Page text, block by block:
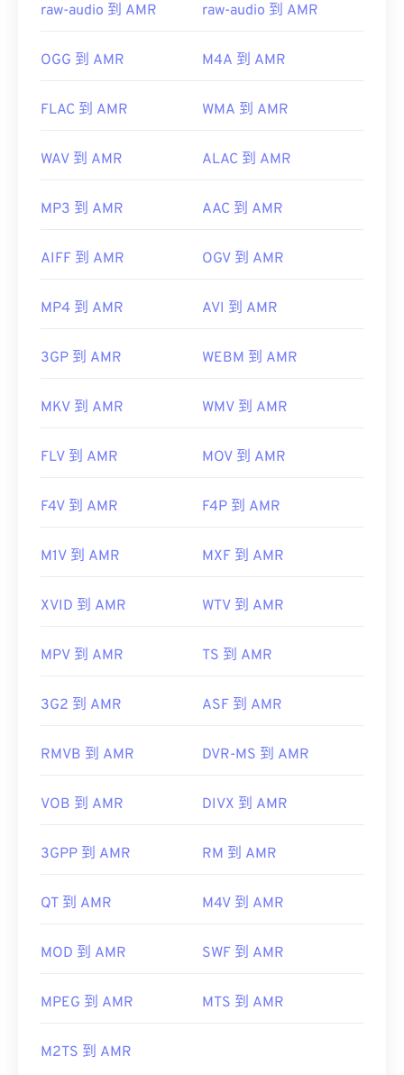
raw-audio 到 AMR raw-audio 到 AMR
OGG 到 AMR M4A 到 AMR
FLAC 到 AMR WMA 到 AMR
WAV 到 AMR ALAC 到 AMR
MP3 到 AMR AAC 到 AMR
AIFF 到 AMR OGV 到 AMR
MP4 到 AMR AVI 到 AMR
3GP 到 AMR WEBM 到 AMR
MKV 到 AMR WMV 到 AMR
FLV 到 AMR MOV 到 AMR
F4V 到 AMR F4P 到 AMR
M1V 到 AMR MXF 到 AMR
XVID 到 AMR WTV 到 AMR
MPV 到 AMR TS 到 AMR
3G2 到 AMR ASF 到 AMR
RMVB 到 AMR DVR-MS 到 AMR
VOB 到 AMR DIVX 到 AMR
3GPP 到 AMR RM 到 AMR
QT 到 AMR M4V 到 AMR
MOD 到 AMR SWF 到 AMR
MPEG 到 AMR MTS 到 AMR
M2TS 到 AMR